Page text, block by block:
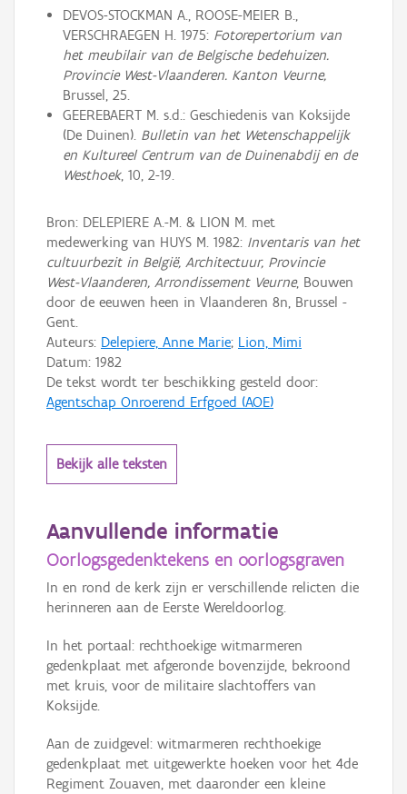
DEVOS-STOCKMAN A., ROOSE-MEIER B.,
VERSCHRAEGEN H. 1975: Fotorepertorium van
het meubilair van de Belgische bedehuizen.
Provincie West-Vlaanderen. Kanton Veurne,
Brussel, 25.
GEEREBAERT M. s.d.: Geschiedenis van Koksijde
(De Duinen). Bulletin van het Wetenschappelijk
en Kultureel Centrum van de Duinenabdij en de
Westhoek, 10, 2-19.
Bron: DELEPIERE A.-M. & LION M. met
medewerking van HUYS M. 1982: Inventaris van het
cultuurbezit in België, Architectuur, Provincie
West-Vlaanderen, Arrondissement Veurne, Bouwen
door de eeuwen heen in Vlaanderen 8n, Brussel -
Gent.
Auteurs: Delepiere, Anne Marie; Lion, Mimi
Datum: 1982
De tekst wordt ter beschikking gesteld door:
Agentschap Onroerend Erfgoed (AOE)
Bekijk alle teksten
Aanvullende informatie
Oorlogsgedenktekens en oorlogsgraven
In en rond de kerk zijn er verschillende relicten die
herinneren aan de Eerste Wereldoorlog.
In het portaal: rechthoekige witmarmeren
gedenkplaat met afgeronde bovenzijde, bekroond
met kruis, voor de militaire slachtoffers van
Koksijde.
Aan de zuidgevel: witmarmeren rechthoekige
gedenkplaat met uitgewerkte hoeken voor het 4de
Regiment Zouaven, met daaronder een kleine